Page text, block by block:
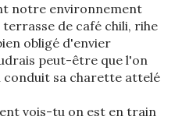
notre environnement
de café chili, rihe
obligé d'envier
peut-être que l'on
conduit sa charette attelé
vois-tu on est en train